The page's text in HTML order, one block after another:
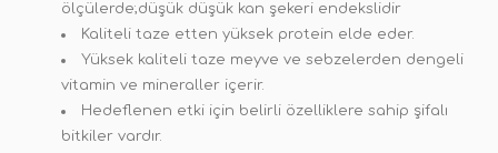
ölçülerde;düşük düşük kan şekeri endekslidir
Kaliteli taze etten yüksek protein elde eder.
Yüksek kaliteli taze meyve ve sebzelerden dengeli
vitamin ve mineraller içerir.
Hedeflenen etki için belirli özelliklere sahip şifalı
bitkiler vardır.